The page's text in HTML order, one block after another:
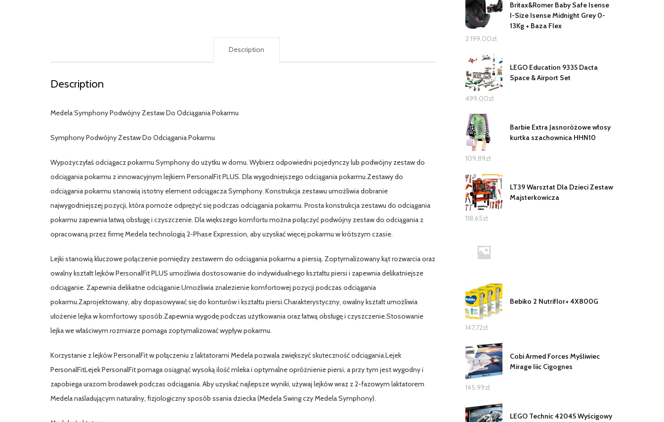
Description
Description
Medela Symphony Podwójny Zestaw Do Odciągania Pokarmu
Symphony Podwójny Zestaw Do Odciągania Pokarmu
Wypożyczyłaś odciągacz pokarmu Symphony do użytku w domu. Wybierz odpowiedni pojedynczy lub podwójny zestaw do
odciągania pokarmu z innowacyjnym lejkiem PersonalFit PLUS. Dla wygodniejszego odciągania pokarmu.Zestawy do
odciągania pokarmu stanowią istotny element odciągacza Symphony. Konstrukcja zestawu umożliwia dobranie
najwygodniejszej pozycji, która pomoże odprężyć się podczas odciągania pokarmu. Prosta konstrukcja zestawu do odciągania
pokarmu zapewnia łatwą obsługę i czyszczenie. Dla większego komfortu można połączyć podwójny zestaw do odciągania z
opracowaną przez firmę Medela technologią 2-Phase Expression, aby uzyskać więcej pokarmu w krótszym czasie.
Lejki stanowią kluczowe połączenie pomiędzy zestawem do odciągania pokarmu a piersią. Zoptymalizowany kąt rozwarcia oraz
owalny kształt lejków PersonalFit PLUS umożliwia dostosowanie do indywidualnego kształtu piersi i zapewnia delikatniejsze
odciąganie. Zapewnia delikatne odciąganie.Umożliwia znalezienie komfortowej pozycji podczas odciągania
pokarmu.Zaprojektowany, aby dopasowywać się do konturów i kształtu piersi.Charakterystyczny, owalny kształt umożliwia
ułożenie lejka w komfortowy sposób.Zapewnia wygodę podczas użytkowania oraz łatwą obsługę i czyszczenie.Stosowanie
lejka we właściwym rozmiarze pomaga zoptymalizować wypływ pokarmu.
Korzystanie z lejków PersonalFit w połączeniu z laktatorami Medela pozwala zwiększyć skuteczność odciągania.Lejek
PersonalFitLejek PersonalFit pomaga osiągnąć wysoką ilość mleka i optymalne opróżnienie piersi, a przy tym jest wygodny i
zapobiega urazom brodawek podczas odciągania. Aby uzyskać najlepsze wyniki, używaj lejków wraz z 2-fazowym laktatorem
Medela naśladującym naturalny, fizjologiczny sposób ssania dziecka (Medela Swing czy Medela Symphony).
Britax&Romer Baby Safe Isense
I-Size Isense Midnight Grey 0-
13Kg + Baza Flex
2 199,00zł
LEGO Education 9335 Dacta
Space & Airport Set
499,00zł
Barbie Extra Jasnoróżowe włosy
kurtka szachownica HHN10
109,89zł
LT39 Warsztat Dla Dzieci Zestaw
Majsterkowicza
118,65zł
Bebiko 2 Nutriflor+ 4X800G
147,72zł
Cobi Armed Forces Myśliwiec
Mirage Iiic Cigognes
145,99zł
LEGO Technic 42045 Wyścigowy